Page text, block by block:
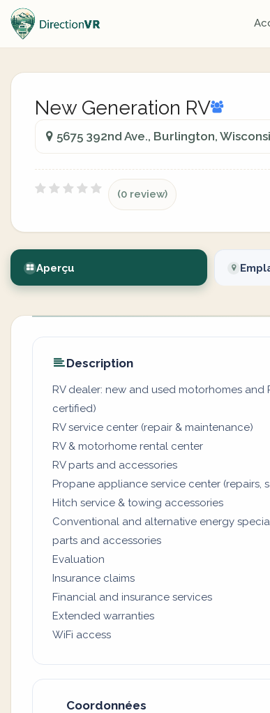
New Generation RV
5675 392nd Ave., Burlington,
(0 review)
Aperçu
Description
RV dealer: new and used motorhomes
certified)
RV service center (repair & maintenance)
RV & motorhome rental center
RV parts and accessories
Propane appliance service center (repairs,
Hitch service & towing accessories
Conventional and alternative energy
parts and accessories
Evaluation
Insurance claims
Financial and insurance services
Extended warranties
WiFi access
Coordonnées